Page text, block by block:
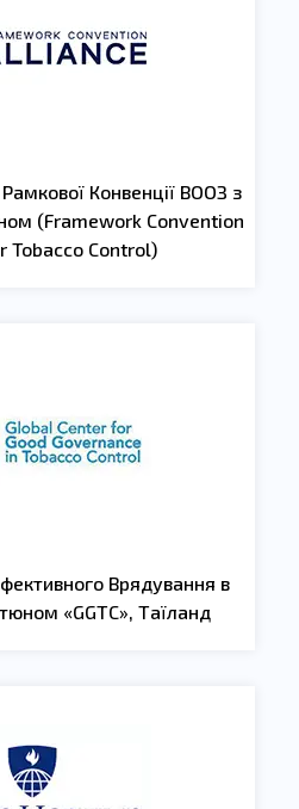
Конвенції ВООЗ з
(Framework Convention
Tobacco Control)
Врядування в
«GGTC», Таїланд